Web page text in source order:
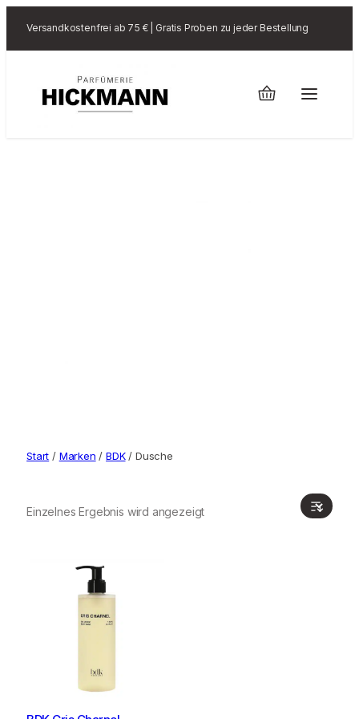
Versandkostenfrei ab 75 € | Gratis Proben zu jeder Bestellung
Start / Marken /BDK/ Dusche
Einzelnes Ergebnis wird angezeigt